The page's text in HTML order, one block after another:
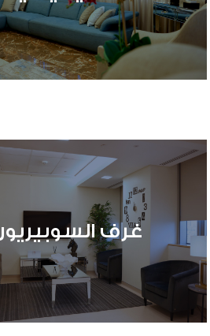
غرف السوبيريور